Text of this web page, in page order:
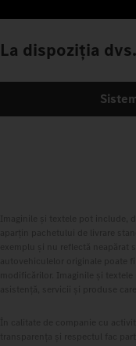
La dispoziția dvs.